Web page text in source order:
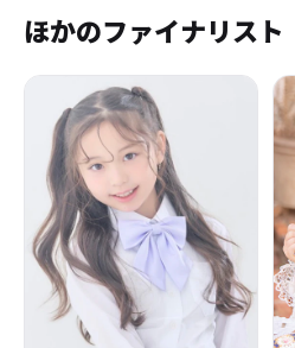
ほかのファイナリスト